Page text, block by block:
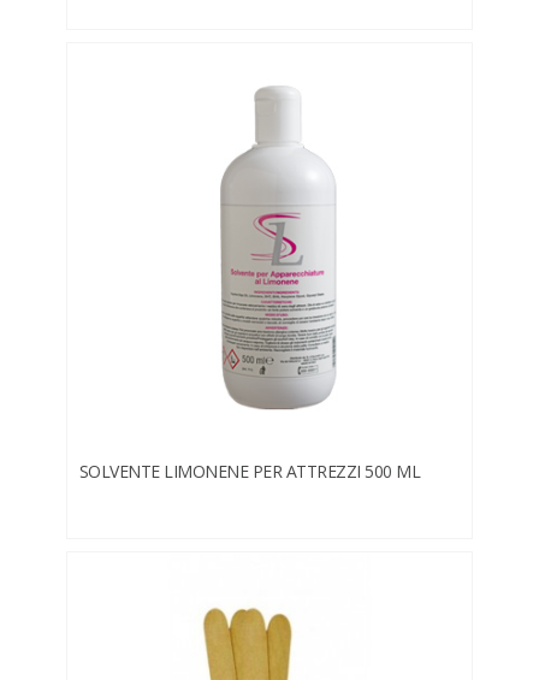
SOLVENTE LIMONENE PER ATTREZZI 500 ML